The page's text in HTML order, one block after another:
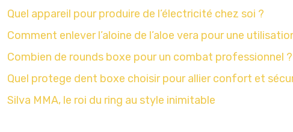
Quel appareil pour produire de l’électricité chez soi ?
Comment enlever l’aloine de l’aloe vera pour une
Combien de rounds boxe pour un combat professionnel ?
Quel protege dent boxe choisir pour allier confort et
Silva MMA, le roi du ring au style inimitable